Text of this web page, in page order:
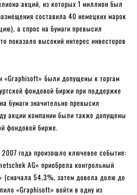
акций, из которых 1 миллион был
составила 40 немецких марок
а спрос на бумаги превысил
показало высокий интерес инвесторов
«Graphisoft» были допущены к торгам
фондовой биржи при поддержке
бумаги значительно превысил
акции компании были также допущены
фондовой бирже.
года произошло ключевое событие:
AG» приобрела контрольный
(сначала 54,3%, затем довела долю до
«Graphisoft» войти в одну из